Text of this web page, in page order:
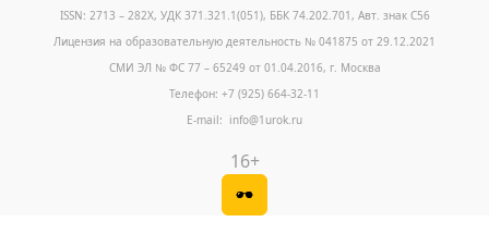
ISSN: 2713 – 282X, УДК 371.321.1(051), ББК 74.202.701, Авт. знак С56
Лицензия на образовательную деятельность № 041875 от 29.12.2021
СМИ ЭЛ № ФС 77 – 65249 от 01.04.2016, г. Москва
Телефон: +7 (925) 664-32-11
E-mail: info@1urok.ru
16+